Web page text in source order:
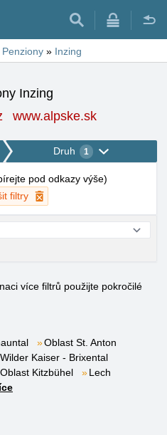
Penziony » Inzing
Inzing
www.alpske.sk
Druh 1
pod odkazy výše)
filtry
více filtrů použijte pokročilé
Oblast St. Anton
Kaiser - Brixental
Oblast Kitzbühel
Lech